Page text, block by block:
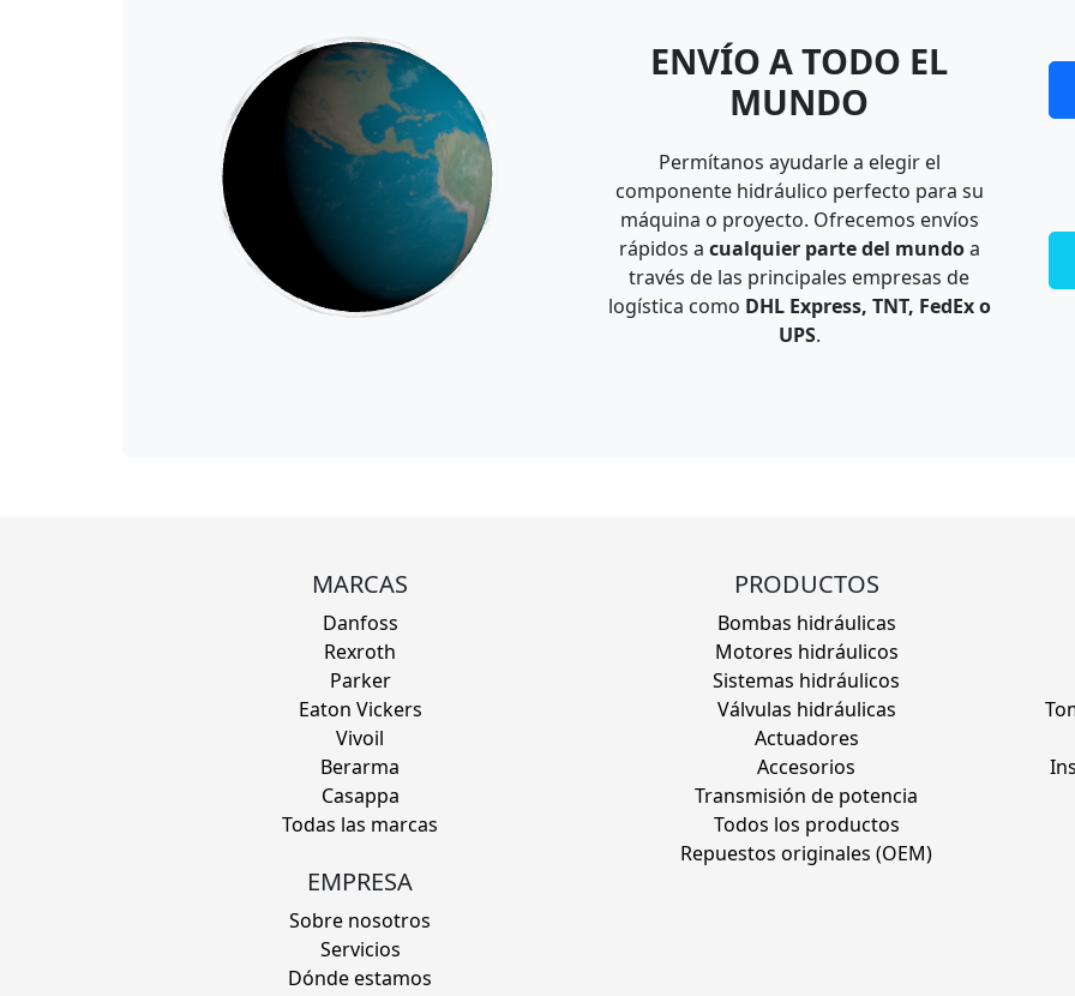
ENVÍO A TODO EL
MUNDO
Permítanos ayudarle a elegir el
componente hidráulico perfecto para su
máquina o proyecto. Ofrecemos envíos
rápidos a cualquier parte del mundoa
través de las principales empresas de
logística como DHL Express, TNT, FedEx o
UPS.
MARCAS
Danfoss
Rexroth
Parker
Eaton Vickers
Vivoil
Berarma
Casappa
Todas las marcas
PRODUCTOS
Bombas hidráulicas
Motores hidráulicos
Sistemas hidráulicos
Válvulas hidráulicas
Actuadores
Accesorios
Transmisión de potencia
Todos los productos
Repuestos originales (OEM)
EMPRESA
Sobre nosotros
Servicios
Dónde estamos